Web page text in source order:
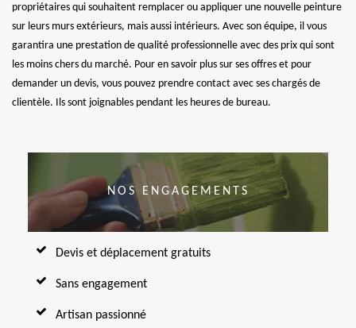
propriétaires qui souhaitent remplacer ou appliquer une nouvelle peinture
sur leurs murs extérieurs, mais aussi intérieurs. Avec son équipe, il vous
garantira une prestation de qualité professionnelle avec des prix qui sont
les moins chers du marché. Pour en savoir plus sur ses offres et pour
demander un devis, vous pouvez prendre contact avec ses chargés de
clientèle. Ils sont joignables pendant les heures de bureau.
NOS ENGAGEMENTS
Devis et déplacement gratuits
Sans engagement
Artisan passionné